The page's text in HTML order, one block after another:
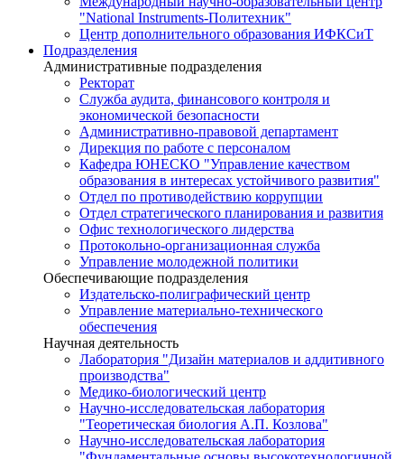
"National Instruments-Политехник"
Центр дополнительного образования ИФКСиТ
Подразделения
Административные подразделения
Ректорат
Служба аудита, финансового контроля и
экономической безопасности
Административно-правовой департамент
Дирекция по работе с персоналом
Кафедра ЮНЕСКО "Управление качеством
образования в интересах устойчивого развития"
Отдел по противодействию коррупции
Отдел стратегического планирования и развития
Офис технологического лидерства
Протокольно-организационная служба
Управление молодежной политики
Обеспечивающие подразделения
Издательско-полиграфический центр
Управление материально-технического
обеспечения
Научная деятельность
Лаборатория "Дизайн материалов и аддитивного
производства"
Медико-биологический центр
Научно-исследовательская лаборатория
"Теоретическая биология А.П. Козлова"
Научно-исследовательская лаборатория